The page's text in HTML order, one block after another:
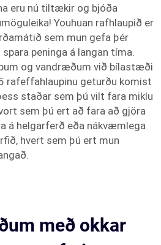
eru nú tiltækir og bjóða
Youhuan rafhlaupið er
sem mun gefa þér
peninga á langan tíma.
og vandræðum við bílastæði
rafeffahlaupinu geturðu komist
staðar sem þú vilt fara miklu
sem þú ert að fara að gjöra
á helgarferð eða nákvæmlega
hvert sem þú ert mun
með okkar